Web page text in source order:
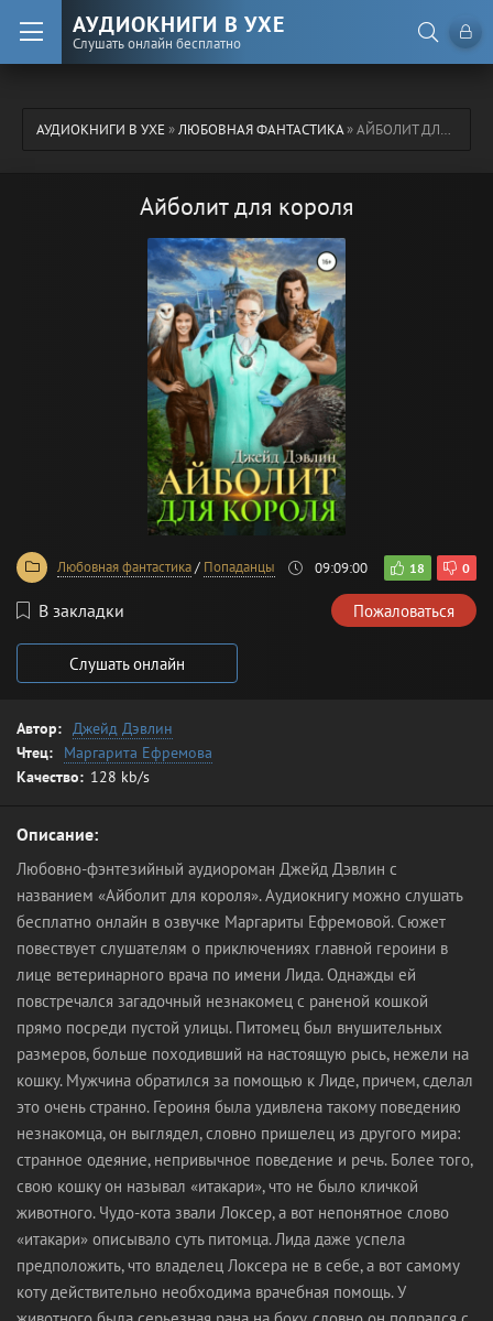
АУДИОКНИГИ В УХЕ
Слушать онлайн бесплатно
АУДИОКНИГИ В УХЕ»ЛЮБОВНАЯ ФАНТАСТИКА» АЙБОЛИТ ДЛЯ КОРОЛЯ
Айболит для короля
Любовная фантастика/ Попаданцы 09:09:00 18 0
В закладки Пожаловаться
Слушать онлайн
Автор: Джейд Дэвлин
Чтец:
Маргарита Ефремова
Качество: 128 kb/s
Описание:
Любовно-фэнтезийный аудиороман Джейд Дэвлин с
названием «Айболит для короля». Аудиокнигу можно слушать
бесплатно онлайн в озвучке Маргариты Ефремовой. Сюжет
повествует слушателям о приключениях главной героини в
лице ветеринарного врача по имени Лида. Однажды ей
повстречался загадочный незнакомец с раненой кошкой
прямо посреди пустой улицы. Питомец был внушительных
размеров, больше походивший на настоящую рысь, нежели на
кошку. Мужчина обратился за помощью к Лиде, причем, сделал
это очень странно. Героиня была удивлена такому поведению
незнакомца, он выглядел, словно пришелец из другого мира:
странное одеяние, непривычное поведение и речь. Более того,
свою кошку он называл «итакари», что не было кличкой
животного. Чудо-кота звали Локсер, а вот непонятное слово
«итакари» описывало суть питомца. Лида даже успела
предположить, что владелец Локсера не в себе, а вот самому
коту действительно необходима врачебная помощь. У